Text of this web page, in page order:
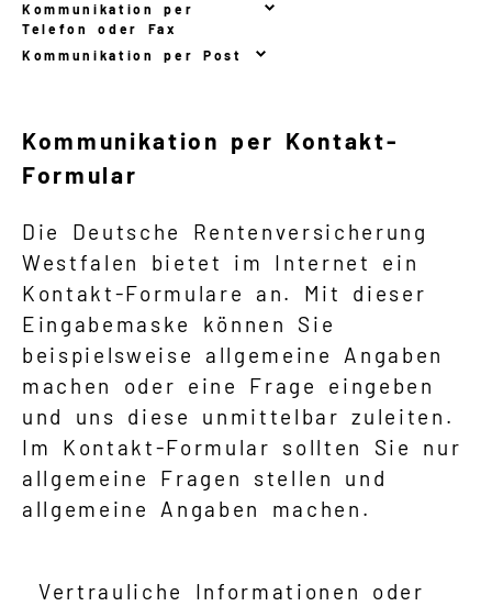
Kommunikation per
Telefon oder Fax
Kommunikation per Post
Kommunikation per Kontakt-
Formular
Die Deutsche Rentenversicherung
Westfalen bietet im Internet ein
Kontakt-Formulare an. Mit dieser
Eingabemaske können Sie
beispielsweise allgemeine Angaben
machen oder eine Frage eingeben
und uns diese unmittelbar zuleiten.
Im Kontakt-Formular sollten Sie nur
allgemeine Fragen stellen und
allgemeine Angaben machen.
Vertrauliche Informationen oder